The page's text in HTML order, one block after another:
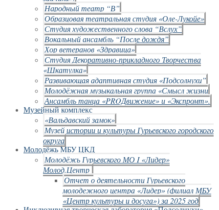
Народный театр “В”
Образцовая театральная студия «Оле-Лукойе»
Студия художественного слова “Вслух”
Вокальный ансамбль “После дождя”
Хор ветеранов «Здравица»
Студия Декоративно-прикладного Творчества
«Шкатулка»
Развивающая адаптивная студия «Подсолнухи”
Молодёжная музыкальная группа «Смысл жизни
Ансамбль танца «PROДвижение» и «Экспромт».
Музейный комплекс
«Вальдавский замок»
Музей истории и культуры Гурьевского городского
округа
Молодёжь МБУ ЦКД
Молодёжь Гурьевского МО I «Лидер»
Молод.Центр
Отчет о деятельности Гурьевского
молодежного центра «Лидер» (филиал МБУ
«Центр культуры и досуга») за 2025 год